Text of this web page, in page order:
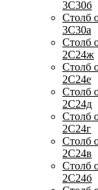
3С30б
Столб
3С30а
Столб
2С24ж
Столб
2С24е
Столб
2С24д
Столб
2С24г
Столб
2С24в
Столб
2С24б